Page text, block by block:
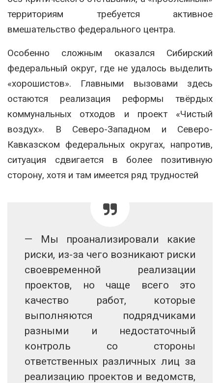
территориям требуется активное
вмешательство федерального центра.
Особенно сложным оказался Сибирский
федеральный округ, где не удалось выделить
«хорошистов». Главными вызовами здесь
остаются реализация реформы твёрдых
коммунальных отходов и проект «Чистый
воздух». В Северо-Западном и Северо-
Кавказском федеральных округах, напротив,
ситуация сдвигается в более позитивную
сторону, хотя и там имеется ряд трудностей
— Мы проанализировали какие
риски, из-за чего возникают риски
своевременной реализации
проектов, но чаще всего это
качество работ, которые
выполняются подрядчиками
разными и недостаточный
контроль со стороны
ответственных различных лиц за
реализацию проектов и ведомств,